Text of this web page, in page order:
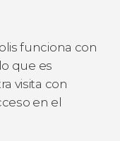
funciona con
que es
visita con
en el